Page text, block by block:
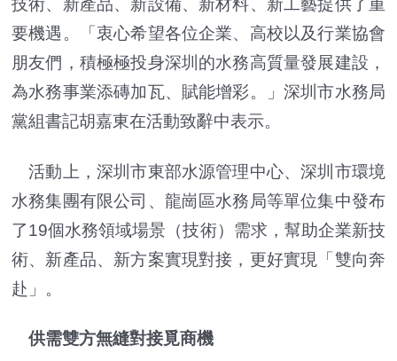
技術、新產品、新設備、新材料、新工藝提供了重
要機遇。「衷心希望各位企業、高校以及行業協會
朋友們，積極極投身深圳的水務高質量發展建設，
為水務事業添磚加瓦、賦能增彩。」深圳市水務局
黨組書記胡嘉東在活動致辭中表示。
活動上，深圳市東部水源管理中心、深圳市環境
水務集團有限公司、龍崗區水務局等單位集中發布
了19個水務領域場景（技術）需求，幫助企業新技
術、新產品、新方案實現對接，更好實現「雙向奔
赴」。
供需雙方無縫對接覓商機